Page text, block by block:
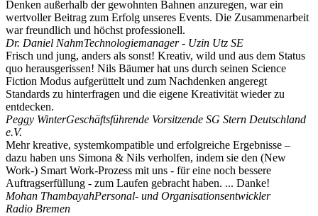
Denken außerhalb der gewohnten Bahnen anzuregen, war ein
wertvoller Beitrag zum Erfolg unseres Events. Die Zusammenarbeit
war freundlich und höchst professionell.
Dr. Daniel NahmTechnologiemanager - Uzin Utz SE
Frisch und jung, anders als sonst! Kreativ, wild und aus dem Status
quo herausgerissen! Nils Bäumer hat uns durch seinen Science
Fiction Modus aufgerüttelt und zum Nachdenken angeregt
Standards zu hinterfragen und die eigene Kreativität wieder zu
entdecken.
Peggy WinterGeschäftsführende Vorsitzende SG Stern Deutschland
e.V.
Mehr kreative, systemkompatible und erfolgreiche Ergebnisse –
dazu haben uns Simona & Nils verholfen, indem sie den (New
Work-) Smart Work-Prozess mit uns - für eine noch bessere
Auftragserfüllung - zum Laufen gebracht haben. ... Danke!
Mohan ThambayahPersonal- und Organisationsentwickler
Radio Bremen